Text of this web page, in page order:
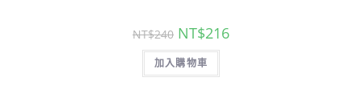
NT$240 NT$216
加入購物車